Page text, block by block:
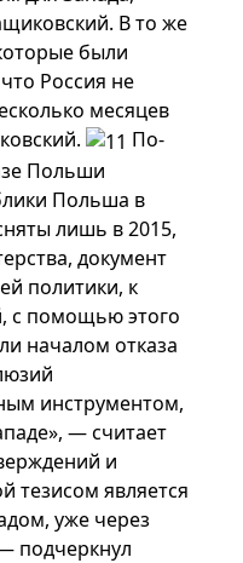
В то же
были
Россия не
месяцев
По-
Польши
Польша в
лишь в 2015,
документ
политики, к
с помощью этого
началом отказа
инструментом,
— считает
и
тезисом является
уже через
подчеркнул